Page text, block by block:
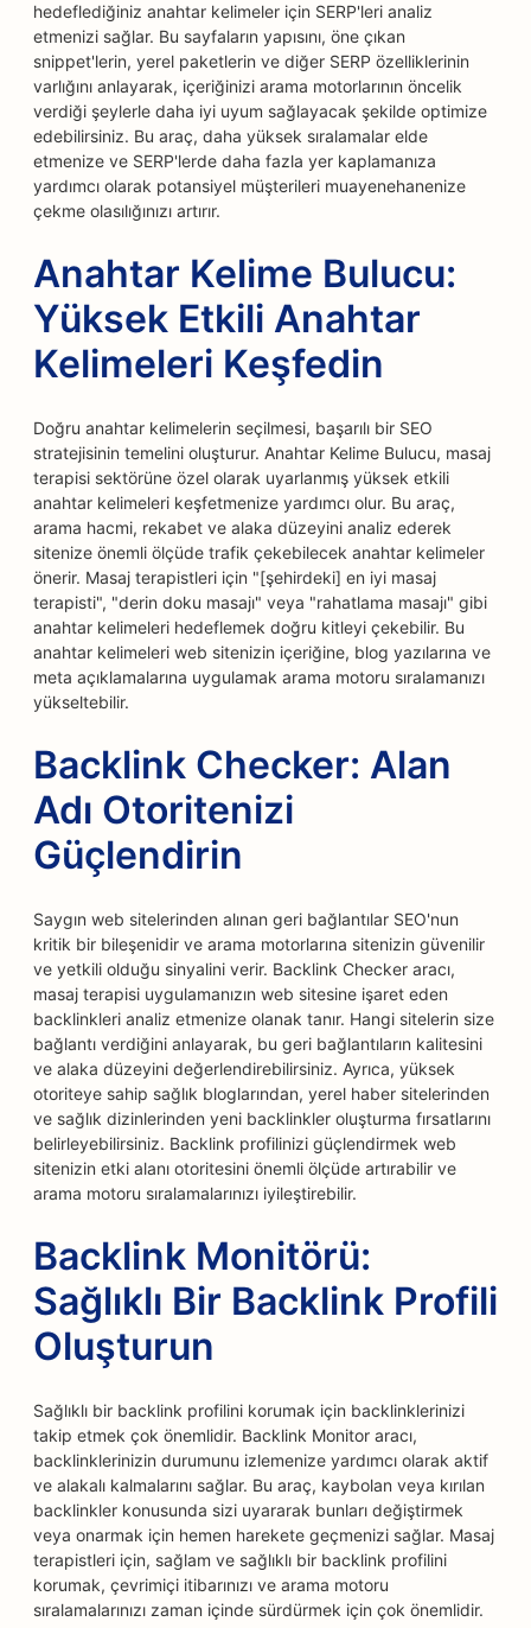
hedeflediğiniz anahtar kelimeler için SERP'leri analiz
etmenizi sağlar. Bu sayfaların yapısını, öne çıkan
snippet'lerin, yerel paketlerin ve diğer SERP özelliklerinin
varlığını anlayarak, içeriğinizi arama motorlarının öncelik
verdiği şeylerle daha iyi uyum sağlayacak şekilde optimize
edebilirsiniz. Bu araç, daha yüksek sıralamalar elde
etmenize ve SERP'lerde daha fazla yer kaplamanıza
yardımcı olarak potansiyel müşterileri muayenehanenize
çekme olasılığınızı artırır.
Anahtar Kelime Bulucu:
Yüksek Etkili Anahtar
Kelimeleri Keşfedin
Doğru anahtar kelimelerin seçilmesi, başarılı bir SEO
stratejisinin temelini oluşturur. Anahtar Kelime Bulucu, masaj
terapisi sektörüne özel olarak uyarlanmış yüksek etkili
anahtar kelimeleri keşfetmenize yardımcı olur. Bu araç,
arama hacmi, rekabet ve alaka düzeyini analiz ederek
sitenize önemli ölçüde trafik çekebilecek anahtar kelimeler
önerir. Masaj terapistleri için "[şehirdeki] en iyi masaj
terapisti", "derin doku masajı" veya "rahatlama masajı" gibi
anahtar kelimeleri hedeflemek doğru kitleyi çekebilir. Bu
anahtar kelimeleri web sitenizin içeriğine, blog yazılarına ve
meta açıklamalarına uygulamak arama motoru sıralamanızı
yükseltebilir.
Backlink Checker: Alan
Adı Otoritenizi
Güçlendirin
Saygın web sitelerinden alınan geri bağlantılar SEO'nun
kritik bir bileşenidir ve arama motorlarına sitenizin güvenilir
ve yetkili olduğu sinyalini verir. Backlink Checker aracı,
masaj terapisi uygulamanızın web sitesine işaret eden
backlinkleri analiz etmenize olanak tanır. Hangi sitelerin size
bağlantı verdiğini anlayarak, bu geri bağlantıların kalitesini
ve alaka düzeyini değerlendirebilirsiniz. Ayrıca, yüksek
otoriteye sahip sağlık bloglarından, yerel haber sitelerinden
ve sağlık dizinlerinden yeni backlinkler oluşturma fırsatlarını
belirleyebilirsiniz. Backlink profilinizi güçlendirmek web
sitenizin etki alanı otoritesini önemli ölçüde artırabilir ve
arama motoru sıralamalarınızı iyileştirebilir.
Backlink Monitörü:
Sağlıklı Bir Backlink Profili
Oluşturun
Sağlıklı bir backlink profilini korumak için backlinklerinizi
takip etmek çok önemlidir. Backlink Monitor aracı,
backlinklerinizin durumunu izlemenize yardımcı olarak aktif
ve alakalı kalmalarını sağlar. Bu araç, kaybolan veya kırılan
backlinkler konusunda sizi uyararak bunları değiştirmek
veya onarmak için hemen harekete geçmenizi sağlar. Masaj
terapistleri için, sağlam ve sağlıklı bir backlink profilini
korumak, çevrimiçi itibarınızı ve arama motoru
sıralamalarınızı zaman içinde sürdürmek için çok önemlidir.